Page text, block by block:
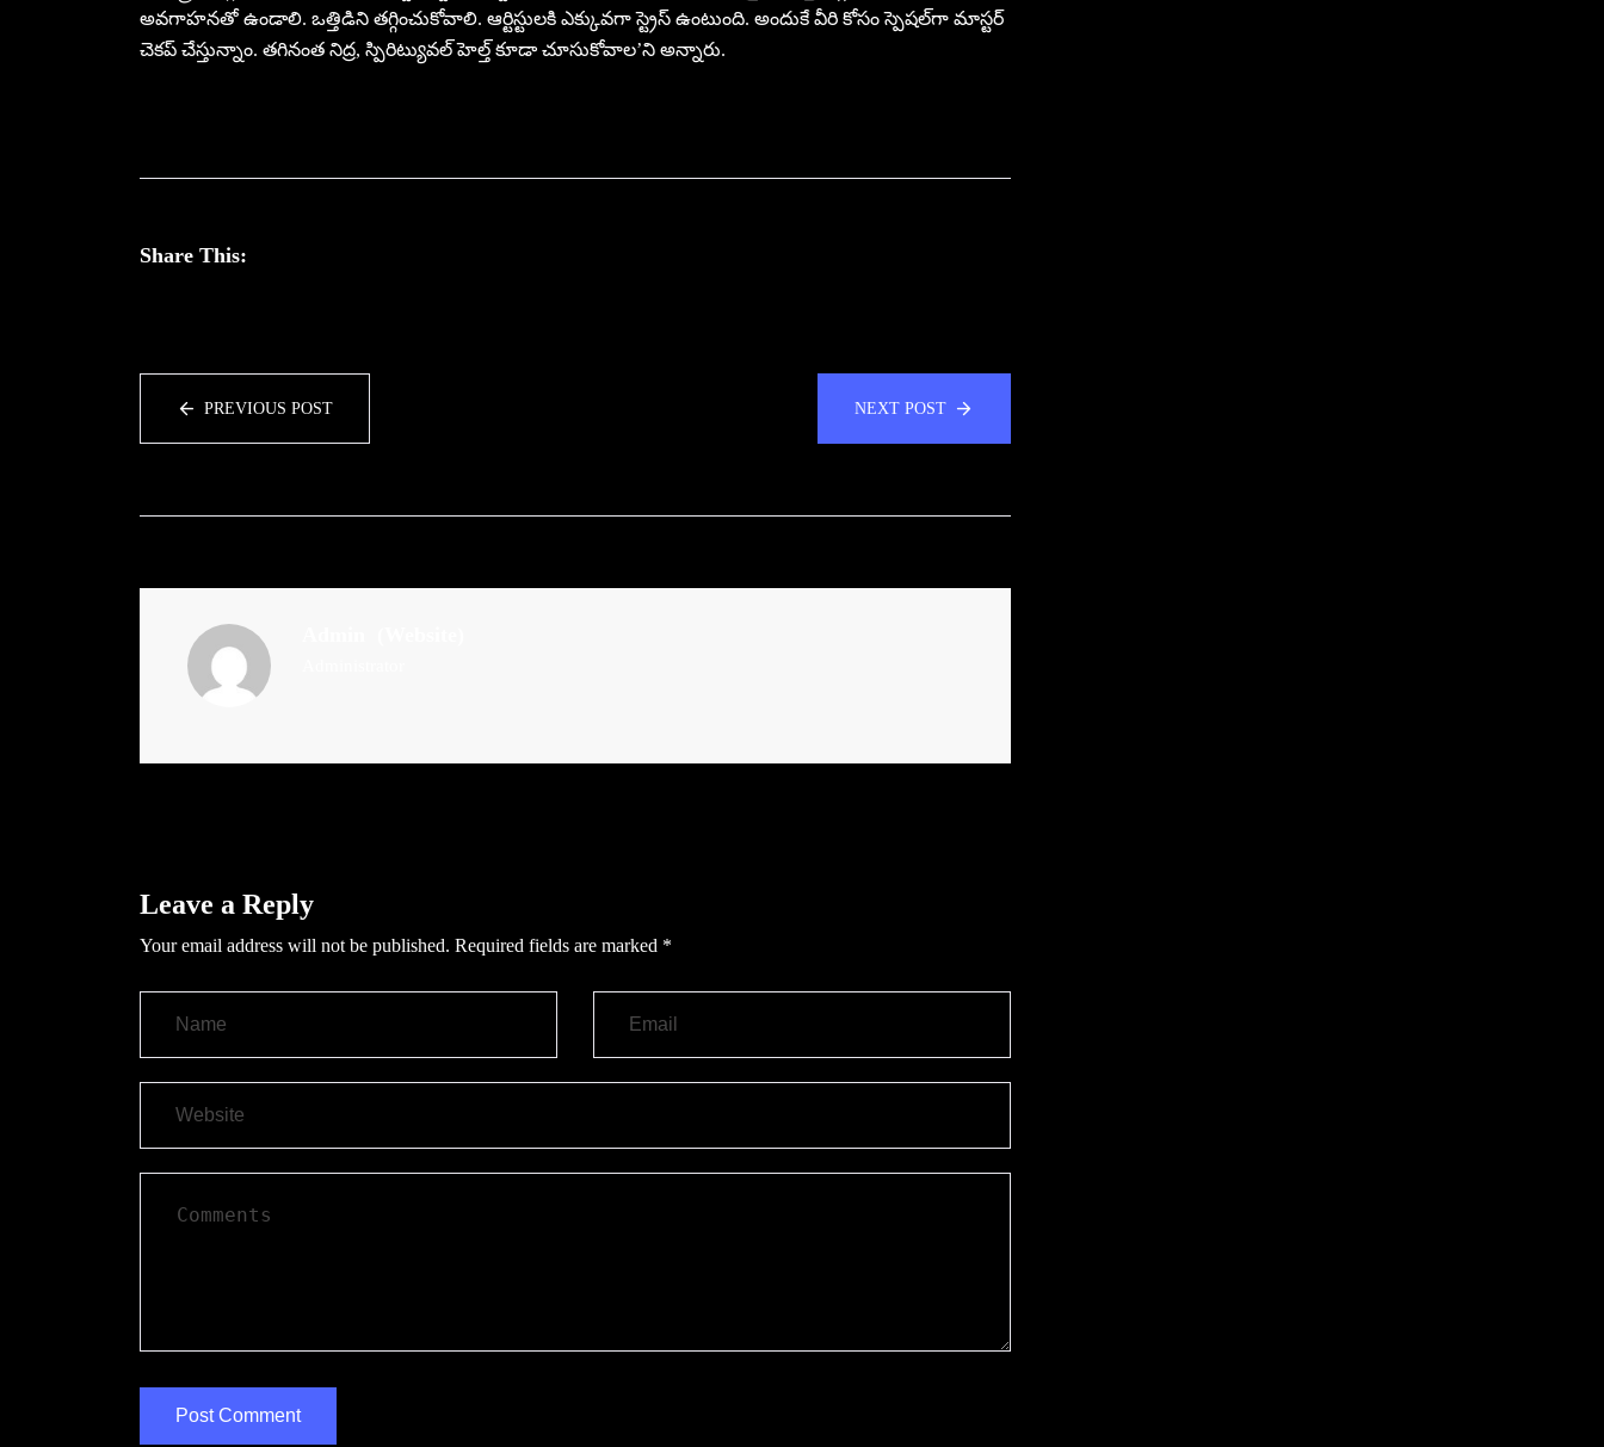
అవగాహనతో ఉండాలి. ఒత్తిడిని తగ్గించుకోవాలి. ఆర్టిస్టులకి ఎక్కువగా స్ట్రెస్ ఉంటుంది. అందుకే వీరి కోసం స్పెషల్‌గా మాస్టర్
చెకప్ చేస్తున్నాం. తగినంత నిద్ర, స్పిరిట్యువల్ హెల్త్ కూడా చూసుకోవాల’ని అన్నారు.
Share This:
PREVIOUS POST NEXT POST
Leave a Reply
Your email address will not be published. Required fields are marked *